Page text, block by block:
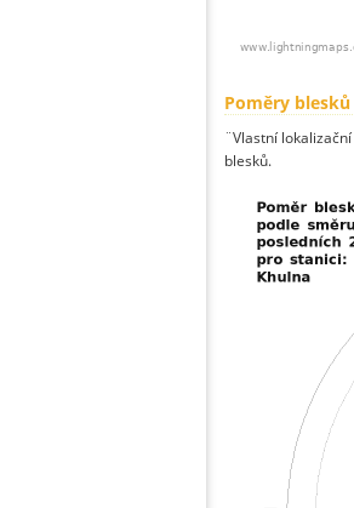
Poměry
¨Vlastní
blesků.